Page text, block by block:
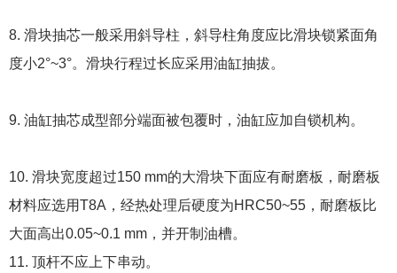
8. 滑块抽芯一般采用斜导柱，斜导柱角度应比滑块锁紧面角
度小2°~3°。滑块行程过长应采用油缸抽拔。
9. 油缸抽芯成型部分端面被包覆时，油缸应加自锁机构。
10. 滑块宽度超过150 mm的大滑块下面应有耐磨板，耐磨板
材料应选用T8A，经热处理后硬度为HRC50~55，耐磨板比
大面高出0.05~0.1 mm，并开制油槽。
11. 顶杆不应上下串动。